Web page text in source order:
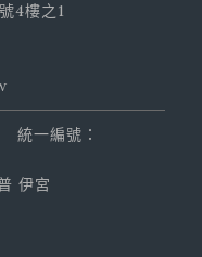
4樓之1
統一編號：
伊宮